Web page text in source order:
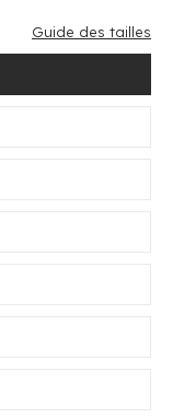
Guide des tailles